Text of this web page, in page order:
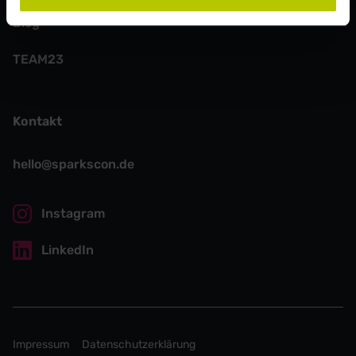
Blog
TEAM23
Kontakt
hello@sparkscon.de
Instagram
LinkedIn
Impressum Datenschutzerklärung